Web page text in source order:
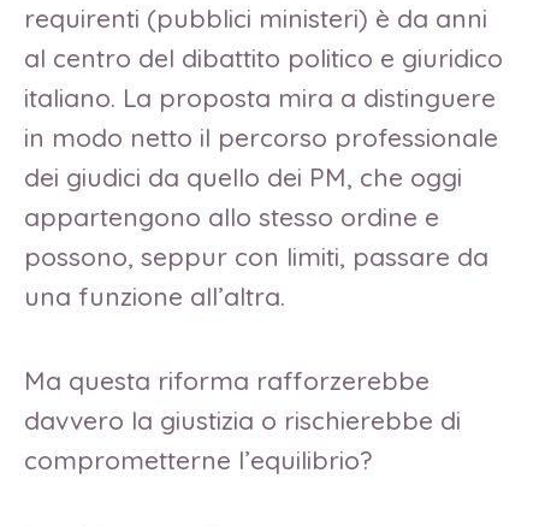
requirenti (pubblici ministeri) è da anni
al centro del dibattito politico e giuridico
italiano. La proposta mira a distinguere
in modo netto il percorso professionale
dei giudici da quello dei PM, che oggi
appartengono allo stesso ordine e
possono, seppur con limiti, passare da
una funzione all’altra.
Ma questa riforma rafforzerebbe
davvero la giustizia o rischierebbe di
comprometterne l’equilibrio?